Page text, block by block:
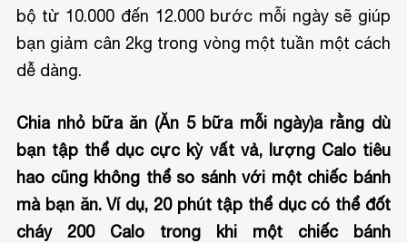
bộ từ 10.000 đến 12.000 bước mỗi ngày sẽ giúp
bạn giảm cân 2kg trong vòng một tuần một cách
dễ dàng.
Chia nhỏ bữa ăn (Ăn 5 bữa mỗi ngày)a rằng dù
bạn tập thể dục cực kỳ vất vả, lượng Calo tiêu
hao cũng không thể so sánh với một chiếc bánh
mà bạn ăn. Ví dụ, 20 phút tập thể dục có thể đốt
cháy 200 Calo trong khi một chiếc bánh